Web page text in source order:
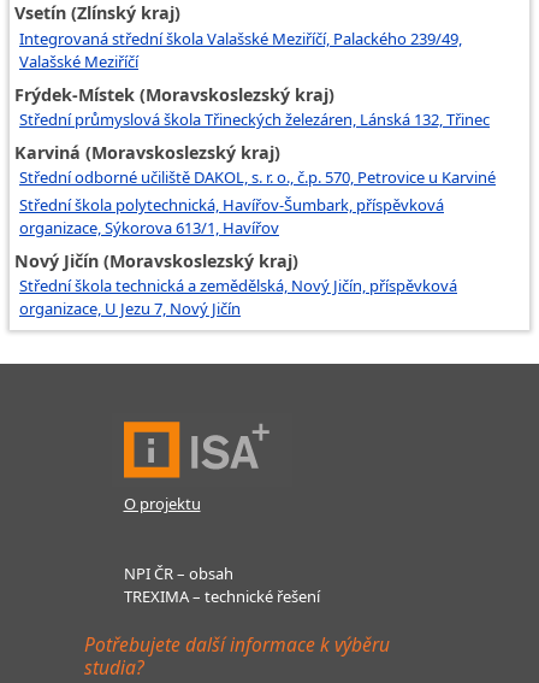
Vsetín (Zlínský kraj)
Integrovaná střední škola Valašské Meziříčí, Palackého 239/49,
Valašské Meziříčí
Frýdek-Místek (Moravskoslezský kraj)
Střední průmyslová škola Třineckých železáren, Lánská 132, Třinec
Karviná (Moravskoslezský kraj)
Střední odborné učiliště DAKOL, s. r. o., č.p. 570, Petrovice u Karviné
Střední škola polytechnická, Havířov-Šumbark, příspěvková
organizace, Sýkorova 613/1, Havířov
Nový Jičín (Moravskoslezský kraj)
Střední škola technická a zemědělská, Nový Jičín, příspěvková
organizace, U Jezu 7, Nový Jičín
O projektu
NPI ČR – obsah
TREXIMA – technické řešení
Potřebujete další informace k výběru
studia?